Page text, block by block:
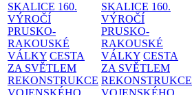
SKALICE 160.
VÝROČÍ
PRUSKO-
RAKOUSKÉ
VÁLKY CESTA
ZA SVĚTLEM
REKONSTRUKCE
VOJENSKÉHO
SKALICE 160.
VÝROČÍ
PRUSKO-
RAKOUSKÉ
VÁLKY CESTA
ZA SVĚTLEM
REKONSTRUKCE
VOJENSKÉHO